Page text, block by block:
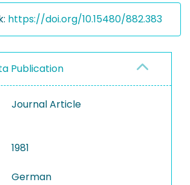
https://doi.org/10.15480/882.383
Publication
Journal Article
1981
German